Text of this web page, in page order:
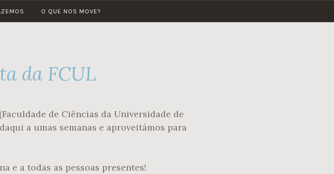
LINHA
verde
O QUE NOS MOVE?
da FCUL
(Faculdade de Ciências da Universidade de
a umas semanas e aproveitámos para
e a todas as pessoas presentes!